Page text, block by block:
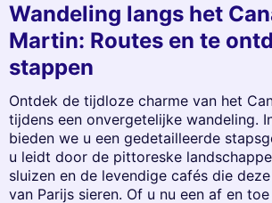
Wandeling langs het
Martin: Routes en te
stappen
Ontdek de tijdloze charme van het
tijdens een onvergetelijke wandeling.
bieden we u een gedetailleerde
u leidt door de pittoreske
sluizen en de levendige cafés die
van Parijs sieren. Of u nu een af en